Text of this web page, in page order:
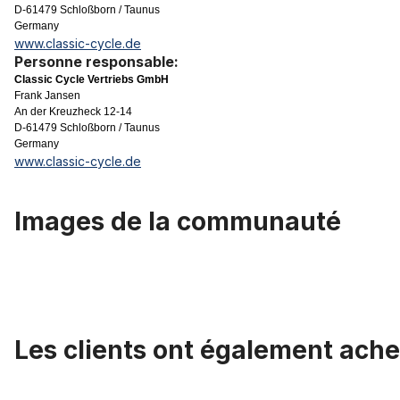
D-61479 Schloßborn / Taunus
Germany
www.classic-cycle.de
Personne responsable:
Classic Cycle Vertriebs GmbH
Frank Jansen
An der Kreuzheck 12-14
D-61479 Schloßborn / Taunus
Germany
www.classic-cycle.de
Images de la communauté
Les clients ont également